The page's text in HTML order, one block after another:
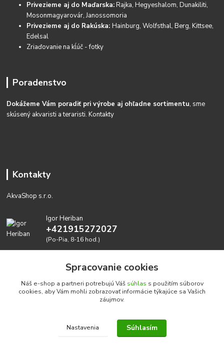
Privezieme aj do Maďarska:Rajka, Hegyeshalom, Dunakiliti,
Mosonmagyarovár, Janossomoria
Privezieme aj do Rakúska:Hainburg, Wolfsthal, Berg, Kittsee,
Edelsal
Zriaďovanie na kĺúč - fotky
Poradenstvo
Dokážeme Vám poradiť pri výrobe aj ohľadne sortimentu, sme
skúsený akvaristi a teraristi.Kontakty
Kontakty
AkvaShop s.r.o.
Igor Heriban
+421915272027
(Po-Pia, 8-16 hod.)
Realizujeme prírodné akvária: AkvaShop s.r.o. • IBAN:
SK3911000000002947087849
Spracovanie cookies
Náš e-shop a partneri potrebujú Váš súhlas s použitím súborov
cookies, aby Vám mohli zobrazovať informácie týkajúce sa Vašich
záujmov.
Nastavenia Súhlasím